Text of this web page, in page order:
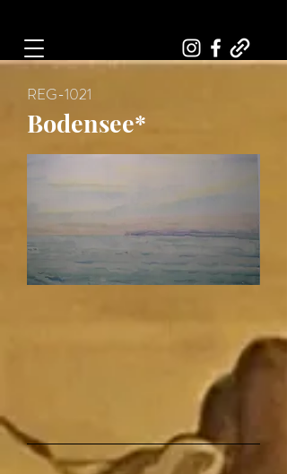
REG-1021
Bodensee*